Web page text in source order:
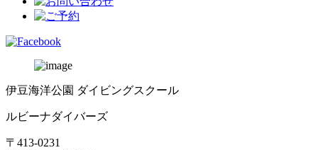
伊豆海洋公園 ダイビングスクール
ルビーナダイバーズ
〒413-0231